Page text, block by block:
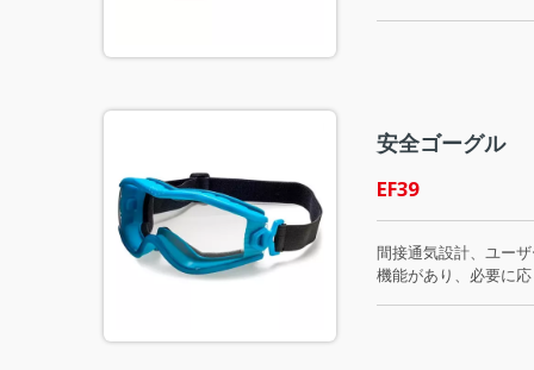
安全ゴーグル
EF39
間接通気設計、ユー
機能があり、必要に